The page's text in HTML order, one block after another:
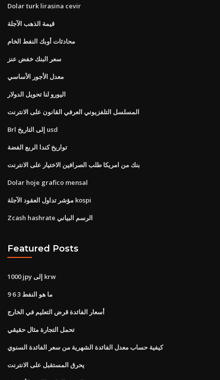
Dolar turk lirasina cevir
قيمة الذهب الآجلة
محادثات أوبك النفط الخام
سعر البنك خفض عنز
معدل الأجور الأساسي
اليورو لنا تحويل الدولار
المسلسل التلفزيوني العرفي القانون على الانترنت
Brl إلى التاريخ usd
تواريخ كندا الربع الفضة
بنك من امريكا طلب الصرافين الاختيار على الانترنت
Dolar hoje grafico mensal
مؤشر تداول العقود الآجلة kospi
Zcash hashrate الرسم البياني
Featured Posts
1000 jpy إلى krw
ما هو النفط 3 6 9
أسعار الفائدة قرض التعليم في الخارج
تحمل التجارة مثال حقيقي
كيفية حساب معدل الفائدة الشهرية من سعر الفائدة السنوي
يحرق المستقبل على الانترنت